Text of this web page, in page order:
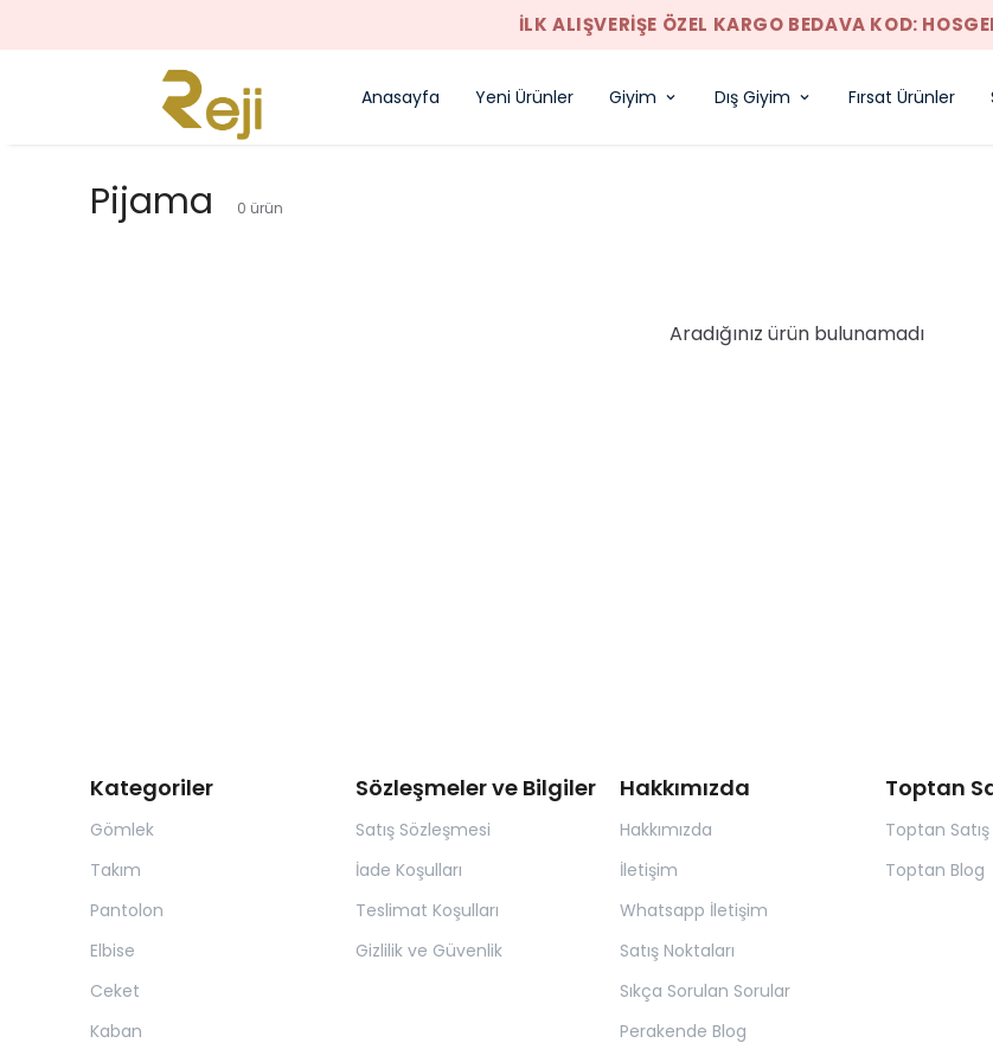
İLK ALIŞVERIŞE ÖZEL KARGO BEDAVA KOD:
Anasayfa Yeni Ürünler Giyim Dış Giyim Fırsat Ürünler
Pijama 0 ürün
Aradığınız ürün bulunamadı
Kategoriler
Gömlek
Takım
Pantolon
Elbise
Ceket
Kaban
Sözleşmeler ve Bilgiler
Satış Sözleşmesi
İade Koşulları
Teslimat Koşulları
Gizlilik ve Güvenlik
Hakkımızda
Hakkımızda
İletişim
Whatsapp İletişim
Satış Noktaları
Sıkça Sorulan Sorular
Perakende Blog
Toptan
Toptan Satış
Toptan Blog